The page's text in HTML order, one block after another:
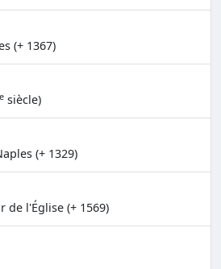
(+ 1367)
e siècle)
(+ 1329)
de l'Église (+ 1569)